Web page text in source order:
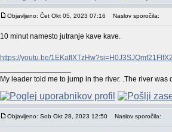
Objavljeno: Čet Okt 05, 2023 07:16 Naslov sporočila:
10 minut namesto jutranje kave kave.
https://youtu.be/
My leader told me to jump in the river. .The river
Objavljeno: Sob Okt 28, 2023 12:50 Naslov sporočila: